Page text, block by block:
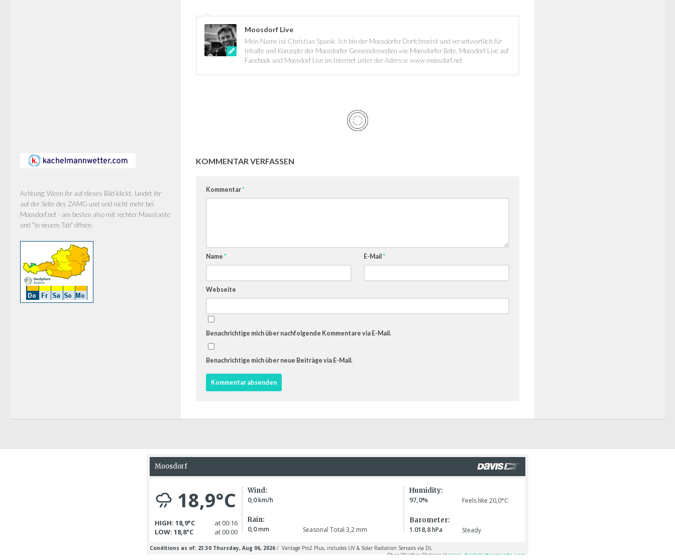
Moosdorf Live
Mein Name ist Christian Spanik. Ich bin der Moosdorfer Dorfchronist und verantwortlich für
Inhalte und Konzepte der Moosdorfer Gemeindemedien wie Moosdorfer Bote, Moosdorf Live auf
Facebook und Moosdorf Live im Internet unter der Adresse www.moosdorf.net
KOMMENTAR VERFASSEN
Kommentar*
Name * E-Mail*
Webseite
Benachrichtige mich über nachfolgende Kommentare via E-Mail.
Benachrichtige mich über neue Beiträge via E-Mail.
Achtung: Wenn ihr auf dieses Bild klickt, landet ihr
auf der Seite des ZAMG und seid nicht mehr bei
Moosdorf.net - am besten also mit rechter Maustaste
und "in neuem Tab" öffnen.